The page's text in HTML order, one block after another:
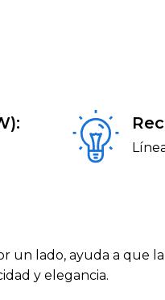
un lado, ayuda a que
y elegancia.